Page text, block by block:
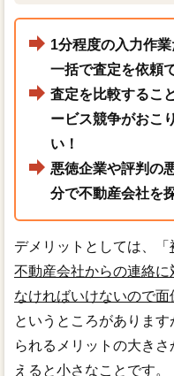
1分程度の入力作
一括で査定を依頼
査定を比較するこ
ービス競争がおこ
い！
悪徳企業や評判の
分で不動産会社を
デメリットとしては、「
不動産会社からの連絡に
なければいけないので面
というところがあります
られるメリットの大きさ
えると小さなことです。